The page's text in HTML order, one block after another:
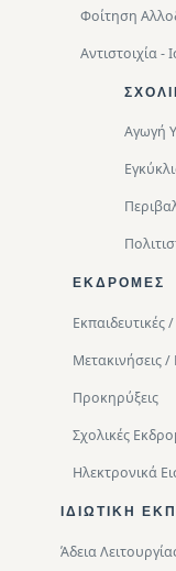
Φοίτηση
Αντιστοιχία
Αγωγή
ΕΚΔΡΟΜΈΣ
Εκπαιδευτικές
Μετακινήσεις
Προκηρύξεις
Σχολικές
Ηλεκτρονικά
ΙΔΙΩΤΙΚΉ
Άδεια